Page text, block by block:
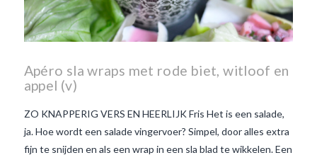
Apéro sla wraps met rode biet, witloof en
appel (v)
ZO KNAPPERIG VERS EN HEERLIJK Fris Het is een salade,
ja. Hoe wordt een salade vingervoer? Simpel, door alles extra
fijn te snijden en als een wrap in een sla blad te wikkelen. Een